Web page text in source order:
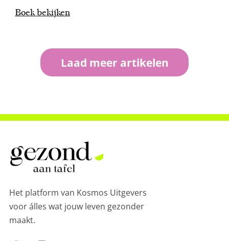
Boek bekijken
Laad meer artikelen
Het platform van Kosmos Uitgevers
voor álles wat jouw leven gezonder
maakt.